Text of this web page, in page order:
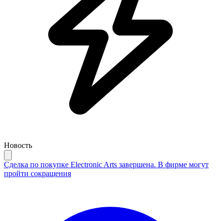
Новость
Сделка по покупке Electronic Arts завершена. В фирме могут
пройти сокращения